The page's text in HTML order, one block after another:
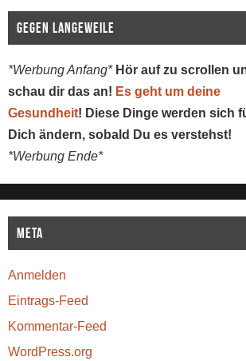
Gegen Langeweile
*Werbung Anfang* Hör auf zu scrollen
schau dir das an! Es geht um deine
Gesundheit! Diese Dinge werden sich
Dich ändern, sobald Du es verstehst!
*Werbung Ende*
Meta
Anmelden
Eintrags-Feed
Kommentar-Feed
WordPress.org